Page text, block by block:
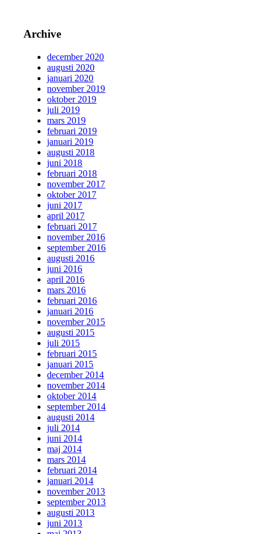
Archive
december 2020
augusti 2020
januari 2020
november 2019
oktober 2019
juli 2019
mars 2019
februari 2019
januari 2019
augusti 2018
juni 2018
februari 2018
november 2017
oktober 2017
juni 2017
april 2017
februari 2017
november 2016
september 2016
augusti 2016
juni 2016
april 2016
mars 2016
februari 2016
januari 2016
november 2015
augusti 2015
juli 2015
februari 2015
januari 2015
december 2014
november 2014
oktober 2014
september 2014
augusti 2014
juli 2014
juni 2014
maj 2014
mars 2014
februari 2014
januari 2014
november 2013
september 2013
augusti 2013
juni 2013